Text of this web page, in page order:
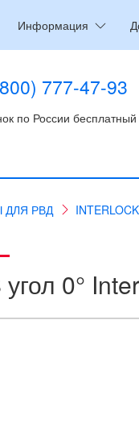
Информация
777-47-93
по России бесплатный
РВД INTERLOCK
0°